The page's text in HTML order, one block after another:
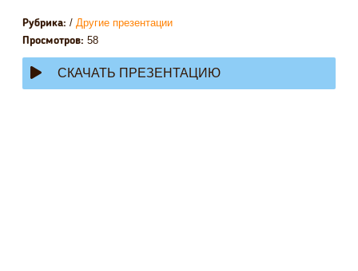
Рубрика: / Другие презентации
Просмотров: 58
СКАЧАТЬ ПРЕЗЕНТАЦИЮ